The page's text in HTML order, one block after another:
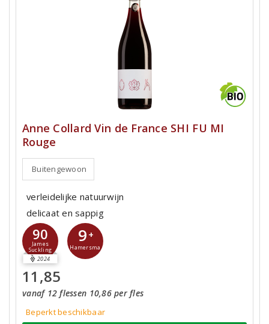
Anne Collard Vin de France SHI FU MI
Rouge
Buitengewoon
verleidelijke natuurwijn
delicaat en sappig
90
James
Suckling
2024
9 +
Hamersma
11,85
vanaf 12 flessen 10,86 per fles
Beperkt beschikbaar